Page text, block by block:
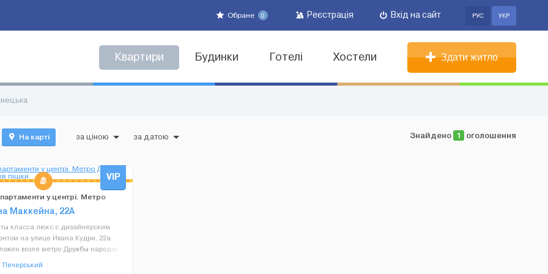
Обране 0 Реєстрація Вхід на сайт РУС УКР
Квартири Будинки Готелі Хостели Здати житло
На карті за ціною за датою Знайдено 1 оголошення
VIP
у центрі. Метро
5хв пішки.
Маккейна, 22А
класса люкс с дизайнерским
на улице Ивана Кудри, 22а.
возле метро Дружбы народов,
метро Лыбедская. Пешая
к бульвару Леси Украинки, ТРЦ
Печерський